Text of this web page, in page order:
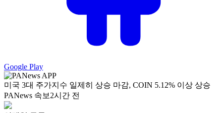
Google Play
미국 3대 주가지수 일제히 상승 마감, COIN 5.12% 이상 상승
PANews 속보 2시간 전